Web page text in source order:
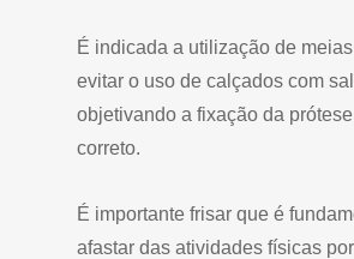
É indicada a utilização de
evitar o uso de calçados com
objetivando a fixação da prótese
correto.
É importante frisar que é
afastar das atividades físicas